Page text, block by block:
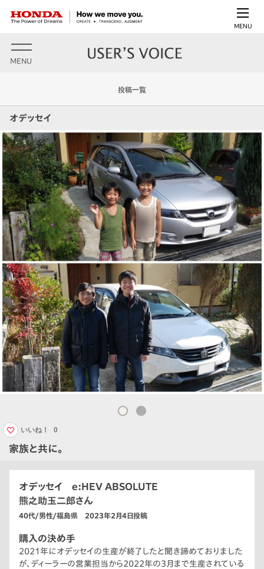
MENU
MENU
投稿一覧
オデッセイ
家族と共に。
いいね！ 0
オデッセイ e:HEV ABSOLUTE
熊之助玉二郎さん
40代/男性/福島県 2023年2月4日投稿
購入の決め手
2021年にオデッセイの生産が終了したと聞き諦めておりました
が、ディーラーの営業担当から2022年の3月まで生産されている